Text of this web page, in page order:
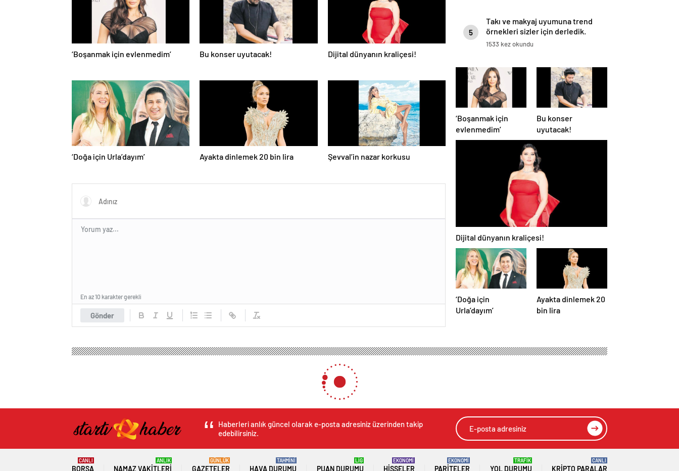
‘Boşanmak için evlenmedim’ Bu konser uyutacak! Dijital dünyanın kraliçesi!
‘Doğa için Urla’dayım’ Ayakta dinlemek 20 bin lira Şevval’in nazar korkusu
Gönder
En az 10 karakter gerekli
5
Takı ve makyaj uyumuna trend
örnekleri sizler için derledik.
1533 kez okundu
‘Boşanmak için
evlenmedim’
Bu konser
uyutacak!
Dijital dünyanın kraliçesi!
‘Doğa için
Urla’dayım’
Ayakta dinlemek 20
bin lira
Haberleri anlık güncel olarak e-posta adresiniz üzerinden takip
edebilirsiniz.
BORSA
CANLI
NAMAZ VAKITLERI
ANLIK
GAZETELER
GÜNLÜK
HAVA DURUMU
TAHMİNİ
PUAN DURUMU
LİG
HISSELER
EKONOMİ
PARITELER
EKONOMİ
YOL DURUMU
TRAFİK
KRIPTO PARALAR
CANLI